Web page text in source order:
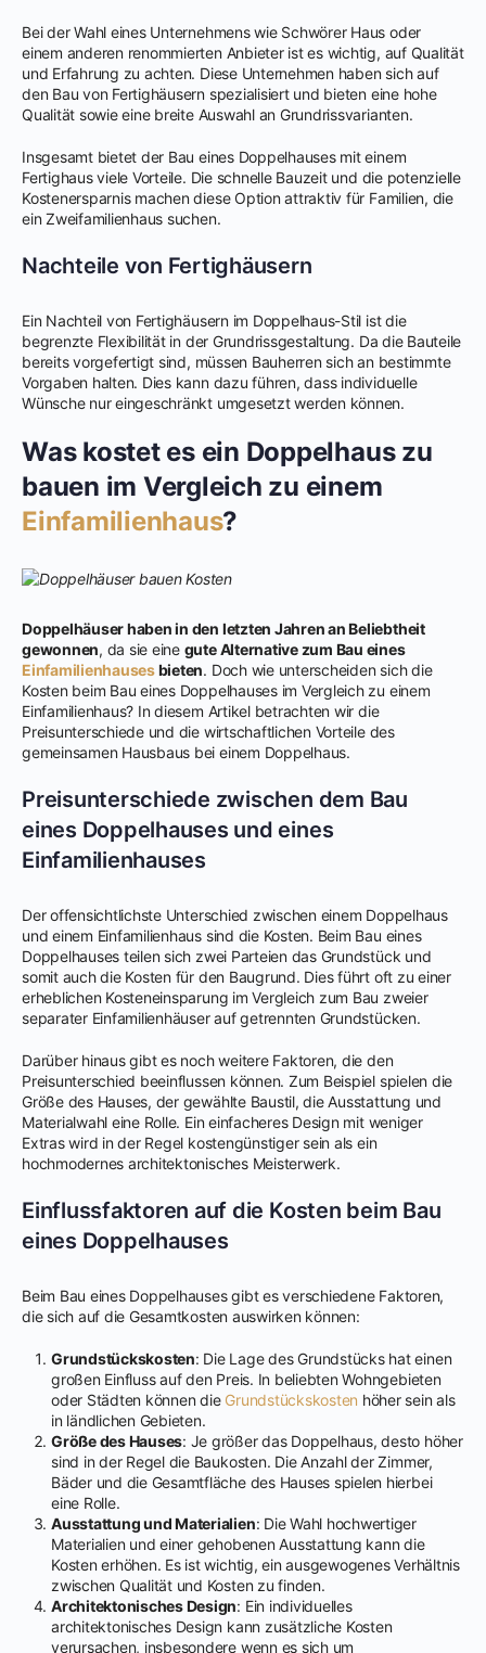
Bei der Wahl eines Unternehmens wie Schwörer Haus oder
einem anderen renommierten Anbieter ist es wichtig, auf Qualität
und Erfahrung zu achten. Diese Unternehmen haben sich auf
den Bau von Fertighäusern spezialisiert und bieten eine hohe
Qualität sowie eine breite Auswahl an Grundrissvarianten.
Insgesamt bietet der Bau eines Doppelhauses mit einem
Fertighaus viele Vorteile. Die schnelle Bauzeit und die potenzielle
Kostenersparnis machen diese Option attraktiv für Familien, die
ein Zweifamilienhaus suchen.
Nachteile von Fertighäusern
Ein Nachteil von Fertighäusern im Doppelhaus-Stil ist die
begrenzte Flexibilität in der Grundrissgestaltung. Da die Bauteile
bereits vorgefertigt sind, müssen Bauherren sich an bestimmte
Vorgaben halten. Dies kann dazu führen, dass individuelle
Wünsche nur eingeschränkt umgesetzt werden können.
Was kostet es ein Doppelhaus zu
bauen im Vergleich zu einem
Einfamilienhaus?
Doppelhäuser haben in den letzten Jahren an Beliebtheit
gewonnen, da sie eine gute Alternative zum Bau eines
Einfamilienhausesbieten. Doch wie unterscheiden sich die
Kosten beim Bau eines Doppelhauses im Vergleich zu einem
Einfamilienhaus? In diesem Artikel betrachten wir die
Preisunterschiede und die wirtschaftlichen Vorteile des
gemeinsamen Hausbaus bei einem Doppelhaus.
Preisunterschiede zwischen dem Bau
eines Doppelhauses und eines
Einfamilienhauses
Der offensichtlichste Unterschied zwischen einem Doppelhaus
und einem Einfamilienhaus sind die Kosten. Beim Bau eines
Doppelhauses teilen sich zwei Parteien das Grundstück und
somit auch die Kosten für den Baugrund. Dies führt oft zu einer
erheblichen Kosteneinsparung im Vergleich zum Bau zweier
separater Einfamilienhäuser auf getrennten Grundstücken.
Darüber hinaus gibt es noch weitere Faktoren, die den
Preisunterschied beeinflussen können. Zum Beispiel spielen die
Größe des Hauses, der gewählte Baustil, die Ausstattung und
Materialwahl eine Rolle. Ein einfacheres Design mit weniger
Extras wird in der Regel kostengünstiger sein als ein
hochmodernes architektonisches Meisterwerk.
Einflussfaktoren auf die Kosten beim Bau
eines Doppelhauses
Beim Bau eines Doppelhauses gibt es verschiedene Faktoren,
die sich auf die Gesamtkosten auswirken können:
Grundstückskosten: Die Lage des Grundstücks hat einen
großen Einfluss auf den Preis. In beliebten Wohngebieten
oder Städten können die Grundstückskosten höher sein als
in ländlichen Gebieten.
Größe des Hauses: Je größer das Doppelhaus, desto höher
sind in der Regel die Baukosten. Die Anzahl der Zimmer,
Bäder und die Gesamtfläche des Hauses spielen hierbei
eine Rolle.
Ausstattung und Materialien: Die Wahl hochwertiger
Materialien und einer gehobenen Ausstattung kann die
Kosten erhöhen. Es ist wichtig, ein ausgewogenes Verhältnis
zwischen Qualität und Kosten zu finden.
Architektonisches Design: Ein individuelles
architektonisches Design kann zusätzliche Kosten
verursachen, insbesondere wenn es sich um